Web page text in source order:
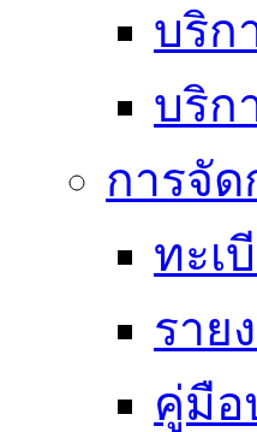
บริก
บริก
การจั
ทะเ
ราย
คู่มือ